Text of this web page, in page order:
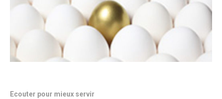
Ecouter pour mieux servir